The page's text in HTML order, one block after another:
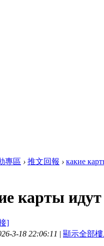
專區 › 推文回報 › какие
карты
]
3-18 22:06:11 | 顯示全部樓